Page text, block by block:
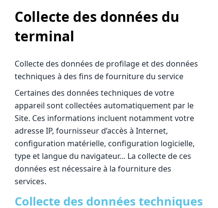
Collecte des données du
terminal
Collecte des données de profilage et des données
techniques à des fins de fourniture du service
Certaines des données techniques de votre
appareil sont collectées automatiquement par le
Site. Ces informations incluent notamment votre
adresse IP, fournisseur d’accès à Internet,
configuration matérielle, configuration logicielle,
type et langue du navigateur… La collecte de ces
données est nécessaire à la fourniture des
services.
Collecte des données techniques